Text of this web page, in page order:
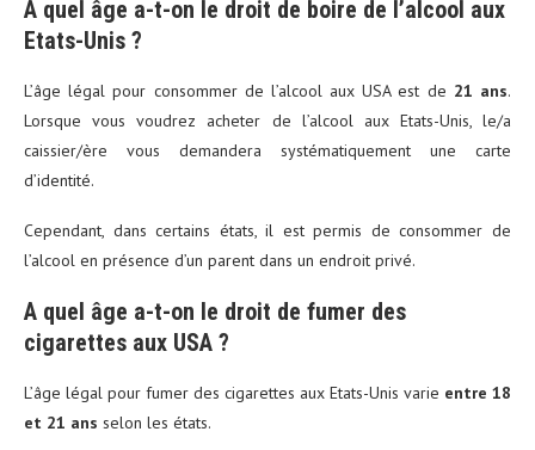
A quel âge a-t-on le droit de boire de l’alcool aux
Etats-Unis ?
L’âge légal pour consommer de l’alcool aux USA est de 21 ans.
Lorsque vous voudrez acheter de l’alcool aux Etats-Unis, le/a
caissier/ère vous demandera systématiquement une carte
d’identité.
Cependant, dans certains états, il est permis de consommer de
l’alcool en présence d’un parent dans un endroit privé.
A quel âge a-t-on le droit de fumer des
cigarettes aux USA ?
L’âge légal pour fumer des cigarettes aux Etats-Unis varie entre 18
et 21 ans selon les états.